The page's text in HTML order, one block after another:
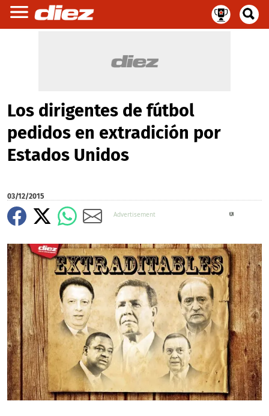
Los dirigentes de fútbol
pedidos en extradición por
Estados Unidos
03/12/2015
X